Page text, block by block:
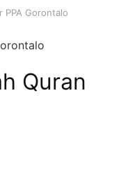
PPA Gorontalo
Quran